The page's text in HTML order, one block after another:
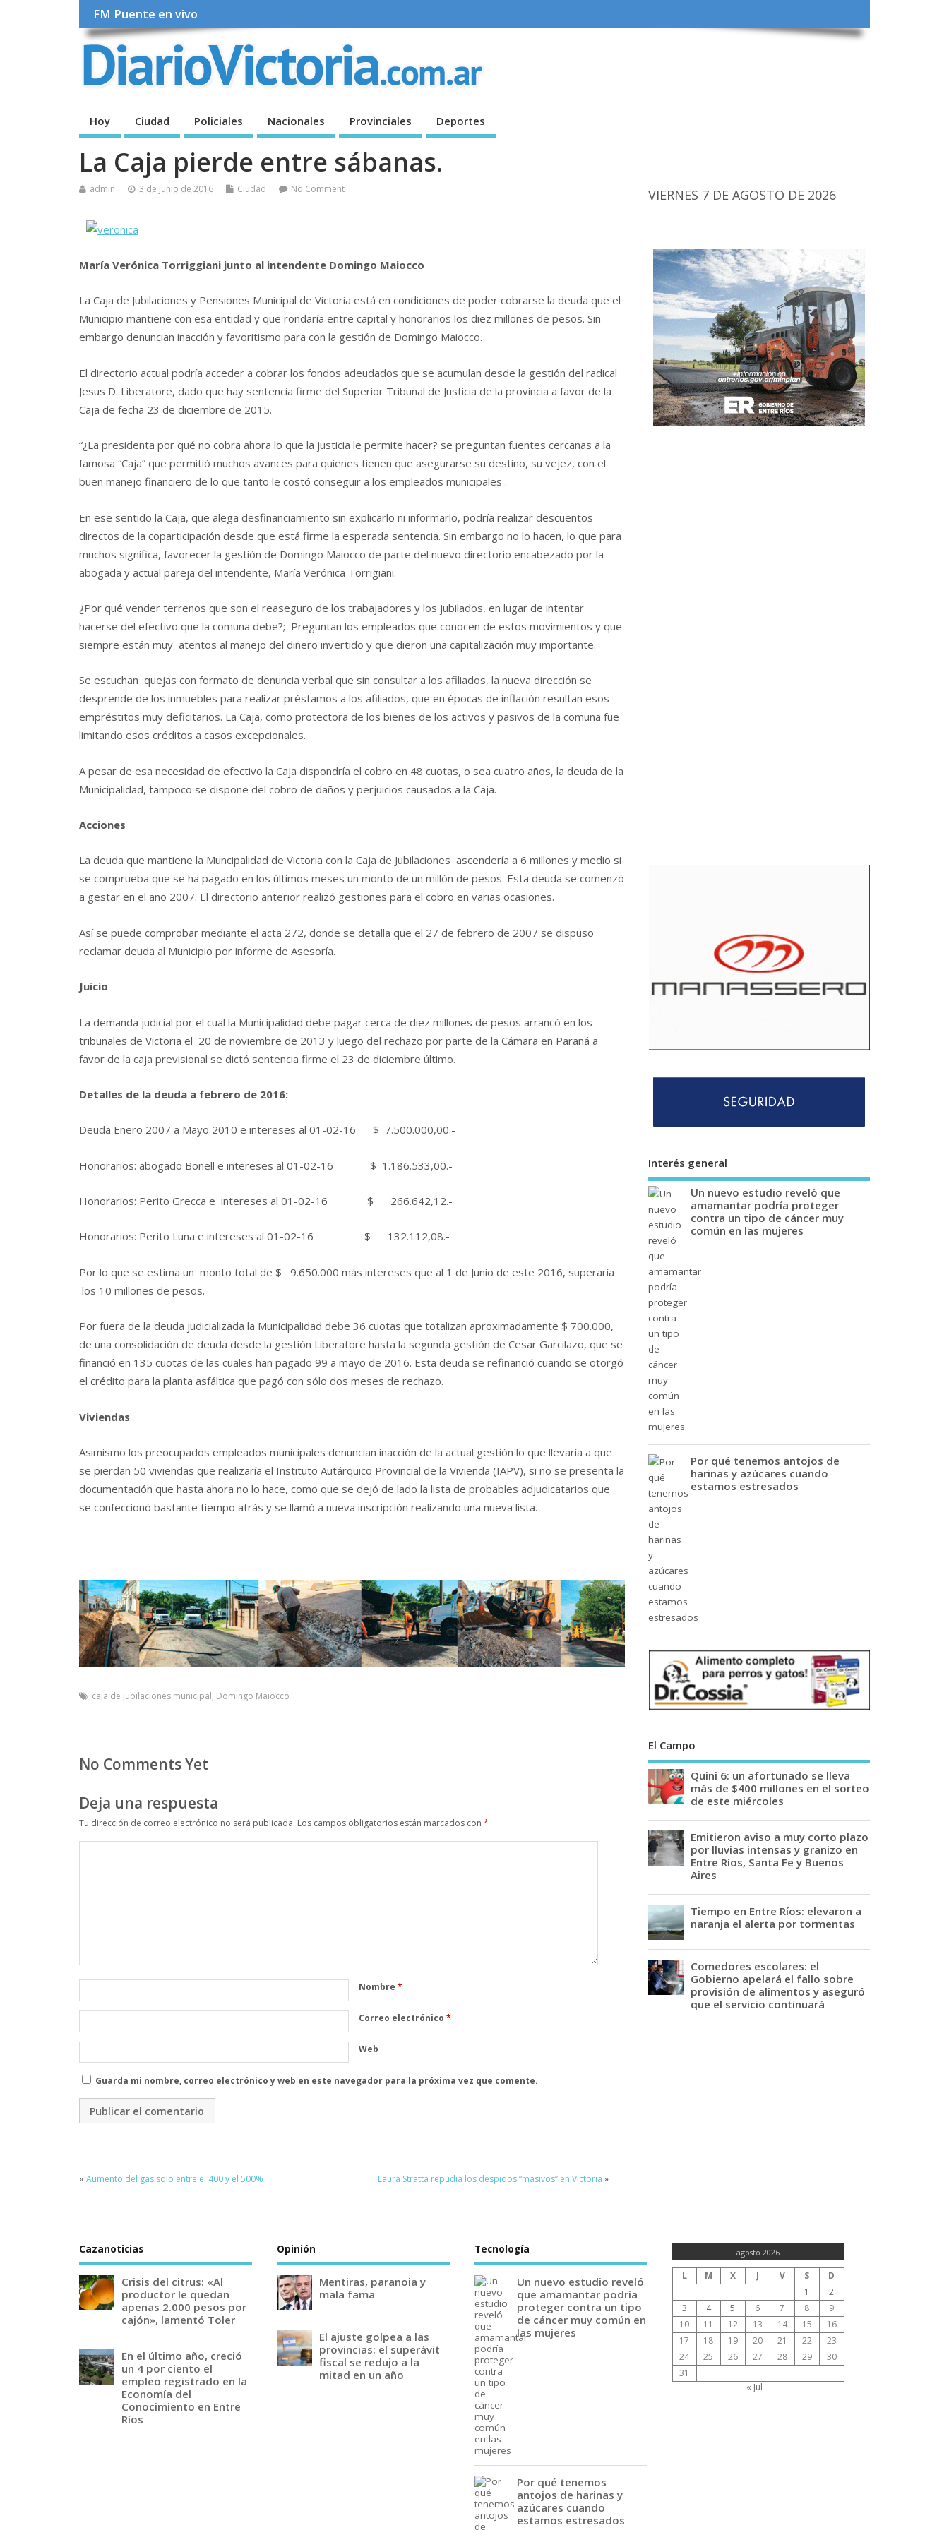
FM Puente en vivo
Hoy Ciudad Policiales Nacionales Provinciales Deportes
La Caja pierde entre sábanas.
admin 3 de junio de 2016 Ciudad No Comment
María Verónica Torriggiani junto al intendente Domingo Maiocco
La Caja de Jubilaciones y Pensiones Municipal de Victoria está en condiciones de poder cobrarse la deuda que el
Municipio mantiene con esa entidad y que rondaría entre capital y honorarios los diez millones de pesos. Sin
embargo denuncian inacción y favoritismo para con la gestión de Domingo Maiocco.
El directorio actual podría acceder a cobrar los fondos adeudados que se acumulan desde la gestión del radical
Jesus D. Liberatore, dado que hay sentencia firme del Superior Tribunal de Justicia de la provincia a favor de la
Caja de fecha 23 de diciembre de 2015.
“¿La presidenta por qué no cobra ahora lo que la justicia le permite hacer? se preguntan fuentes cercanas a la
famosa “Caja” que permitió muchos avances para quienes tienen que asegurarse su destino, su vejez, con el
buen manejo financiero de lo que tanto le costó conseguir a los empleados municipales .
En ese sentido la Caja, que alega desfinanciamiento sin explicarlo ni informarlo, podría realizar descuentos
directos de la coparticipación desde que está firme la esperada sentencia. Sin embargo no lo hacen, lo que para
muchos significa, favorecer la gestión de Domingo Maiocco de parte del nuevo directorio encabezado por la
abogada y actual pareja del intendente, María Verónica Torrigiani.
¿Por qué vender terrenos que son el reaseguro de los trabajadores y los jubilados, en lugar de intentar
hacerse del efectivo que la comuna debe?; Preguntan los empleados que conocen de estos movimientos y que
siempre están muy atentos al manejo del dinero invertido y que dieron una capitalización muy importante.
Se escuchan quejas con formato de denuncia verbal que sin consultar a los afiliados, la nueva dirección se
desprende de los inmuebles para realizar préstamos a los afiliados, que en épocas de inflación resultan esos
empréstitos muy deficitarios. La Caja, como protectora de los bienes de los activos y pasivos de la comuna fue
limitando esos créditos a casos excepcionales.
A pesar de esa necesidad de efectivo la Caja dispondría el cobro en 48 cuotas, o sea cuatro años, la deuda de la
Municipalidad, tampoco se dispone del cobro de daños y perjuicios causados a la Caja.
Acciones
La deuda que mantiene la Muncipalidad de Victoria con la Caja de Jubilaciones ascendería a 6 millones y medio si
se comprueba que se ha pagado en los últimos meses un monto de un millón de pesos. Esta deuda se comenzó
a gestar en el año 2007. El directorio anterior realizó gestiones para el cobro en varias ocasiones.
Así se puede comprobar mediante el acta 272, donde se detalla que el 27 de febrero de 2007 se dispuso
reclamar deuda al Municipio por informe de Asesoría.
Juicio
La demanda judicial por el cual la Municipalidad debe pagar cerca de diez millones de pesos arrancó en los
tribunales de Victoria el 20 de noviembre de 2013 y luego del rechazo por parte de la Cámara en Paraná a
favor de la caja previsional se dictó sentencia firme el 23 de diciembre último.
Detalles de la deuda a febrero de 2016:
Deuda Enero 2007 a Mayo 2010 e intereses al 01-02-16 $ 7.500.000,00.-
Honorarios: abogado Bonell e intereses al 01-02-16 $ 1.186.533,00.-
Honorarios: Perito Grecca e intereses al 01-02-16 $ 266.642,12.-
Honorarios: Perito Luna e intereses al 01-02-16 $ 132.112,08.-
Por lo que se estima un monto total de $ 9.650.000 más intereses que al 1 de Junio de este 2016, superaría
los 10 millones de pesos.
Por fuera de la deuda judicializada la Municipalidad debe 36 cuotas que totalizan aproximadamente $ 700.000,
de una consolidación de deuda desde la gestión Liberatore hasta la segunda gestión de Cesar Garcilazo, que se
financió en 135 cuotas de las cuales han pagado 99 a mayo de 2016. Esta deuda se refinanció cuando se otorgó
el crédito para la planta asfáltica que pagó con sólo dos meses de rechazo.
Viviendas
Asimismo los preocupados empleados municipales denuncian inacción de la actual gestión lo que llevaría a que
se pierdan 50 viviendas que realizaría el Instituto Autárquico Provincial de la Vivienda (IAPV), si no se presenta la
documentación que hasta ahora no lo hace, como que se dejó de lado la lista de probables adjudicatarios que
se confeccionó bastante tiempo atrás y se llamó a nueva inscripción realizando una nueva lista.
caja de jubilaciones municipal, Domingo Maiocco
No Comments Yet
Deja una respuesta
Tu dirección de correo electrónico no será publicada. Los campos obligatorios están marcados con *
Nombre *
Correo electrónico *
Web
Guarda mi nombre, correo electrónico y web en este navegador para la próxima vez que comente.
« Aumento del gas solo entre el 400 y el 500% Laura Stratta repudia los despidos “masivos” en Victoria »
VIERNES 7 DE AGOSTO DE 2026
Interés general
Un nuevo estudio reveló que
amamantar podría proteger
contra un tipo de cáncer muy
común en las mujeres
Por qué tenemos antojos de
harinas y azúcares cuando
estamos estresados
El Campo
Quini 6: un afortunado se lleva
más de $400 millones en el sorteo
de este miércoles
Emitieron aviso a muy corto plazo
por lluvias intensas y granizo en
Entre Ríos, Santa Fe y Buenos
Aires
Tiempo en Entre Ríos: elevaron a
naranja el alerta por tormentas
Comedores escolares: el
Gobierno apelará el fallo sobre
provisión de alimentos y aseguró
que el servicio continuará
Cazanoticias
Crisis del citrus: «Al
productor le quedan
apenas 2.000 pesos por
cajón», lamentó Toler
En el último año, creció
un 4 por ciento el
empleo registrado en la
Economía del
Conocimiento en Entre
Ríos
Opinión
Mentiras, paranoia y
mala fama
El ajuste golpea a las
provincias: el superávit
fiscal se redujo a la
mitad en un año
Tecnología
Un nuevo estudio reveló
que amamantar podría
proteger contra un tipo
de cáncer muy común en
las mujeres
Por qué tenemos
antojos de harinas y
azúcares cuando
estamos estresados
agosto 2026
L M X J V S
D
1
2
3
4 5 6 7 8
9
10
11 12 13 14 15
16
17
18 19 20 21 22
23
24
25 26 27 28 29
30
31
« Jul